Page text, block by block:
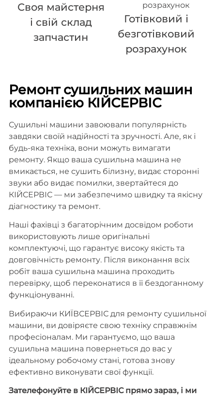
Своя майстерня
і свій склад
запчастин
Готівковий і
безготівковий
розрахунок
Ремонт сушильних машин
компанією КІЙСЕРВІС
Сушильні машини завоювали популярність
завдяки своїй надійності та зручності. Але, як і
будь-яка техніка, вони можуть вимагати
ремонту. Якщо ваша сушильна машина не
вмикається, не сушить білизну, видає сторонні
звуки або видає помилки, звертайтеся до
КІЙСЕРВІС — ми забезпечимо швидку та якісну
діагностику та ремонт.
Наші фахівці з багаторічним досвідом роботи
використовують лише оригінальні
комплектуючі, що гарантує високу якість та
довговічність ремонту. Після виконання всіх
робіт ваша сушильна машина проходить
перевірку, щоб переконатися в її бездоганному
функціонуванні.
Вибираючи КИЇВСЕРВІС для ремонту сушильної
машини, ви довіряєте свою техніку справжнім
професіоналам. Ми гарантуємо, що ваша
сушильна машина повернеться до вас у
ідеальному робочому стані, готова знову
ефективно виконувати свої функції.
Зателефонуйте в КІЙСЕРВІС прямо зараз, і ми